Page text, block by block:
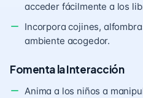
acceder fácilmente a los
Incorpora cojines,
ambiente acogedor.
Fomenta la Interacción
Anima a los niños a